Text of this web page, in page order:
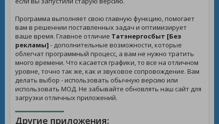
Программа выполняет свою главную функцию, помогает
вам в решеннии поставленных задач и оптимизирует
ваше время. Главное отличие Татэнергосбыт [Без
рекламы] - дополнительные возможности, которые
облегчат программный процесс, а вам не нужно тратить
много времени. Что касается графики, то все на отличном
уровне, точно так же, как и звуковое сопровождение. Вам
делать выбор - использовать обычную версию или
использовать МОД. Не забывайте обновлять наш сайт для
загрузки отличных приложений.
Другие приложения: